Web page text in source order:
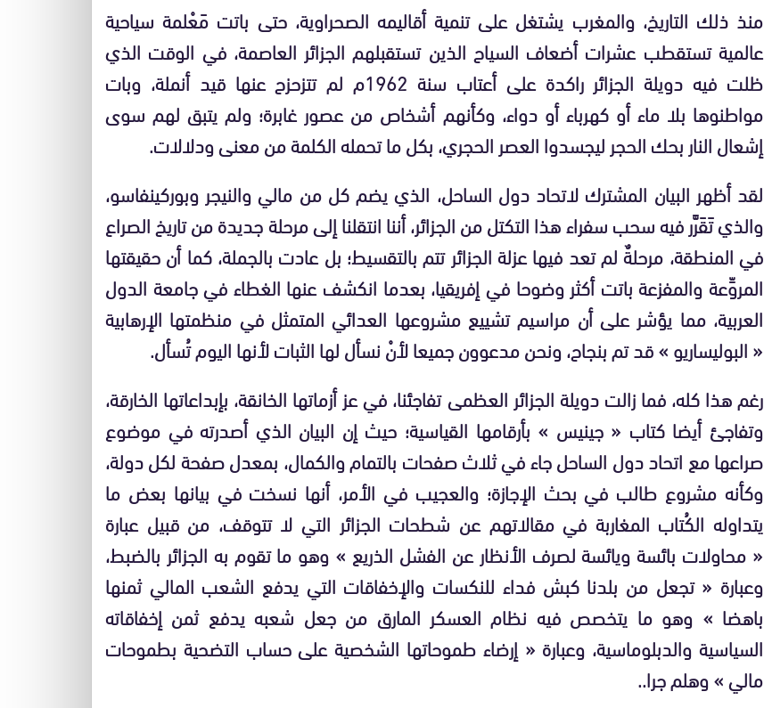
منذ ذلك التاريخ، والمغرب يشتغل على تنمية أقاليمه الصحراوية، حتى باتت مَعْلمة سياحية
عالمية تستقطب عشرات أضعاف السياح الذين تستقبلهم الجزائر العاصمة، في الوقت الذي
ظلت فيه دويلة الجزائر راكدة على أعتاب سنة 1962م لم تتزحزح عنها قيد أنملة، وبات
مواطنوها بلا ماء أو كهرباء أو دواء، وكأنهم أشخاص من عصور غابرة؛ ولم يتبق لهم سوى
إشعال النار بحك الحجر ليجسدوا العصر الحجري، بكل ما تحمله الكلمة من معنى ودلالات.
لقد أظهر البيان المشترك لاتحاد دول الساحل، الذي يضم كل من مالي والنيجر وبوركينفاسو،
والذي تَقَرَّر فيه سحب سفراء هذا التكتل من الجزائر، أننا انتقلنا إلى مرحلة جديدة من تاريخ الصراع
في المنطقة، مرحلةٌ لم تعد فيها عزلة الجزائر تتم بالتقسيط؛ بل عادت بالجملة، كما أن حقيقتها
المروِّعة والمفزعة باتت أكثر وضوحا في إفريقيا، بعدما انكشف عنها الغطاء في جامعة الدول
العربية، مما يؤشر على أن مراسيم تشييع مشروعها العدائي المتمثل في منظمتها الإرهابية
« البوليساريو » قد تم بنجاح، ونحن مدعوون جميعا لأنْ نسأل لها الثبات لأنها اليوم تُسأل.
رغم هذا كله، فما زالت دويلة الجزائر العظمى تفاجئنا، في عز أزماتها الخانقة، بإبداعاتها الخارقة،
وتفاجئ أيضا كتاب « جينيس » بأرقامها القياسية؛ حيث إن البيان الذي أصدرته في موضوع
صراعها مع اتحاد دول الساحل جاء في ثلاث صفحات بالتمام والكمال، بمعدل صفحة لكل دولة،
وكأنه مشروع طالب في بحث الإجازة؛ والعجيب في الأمر، أنها نسخت في بيانها بعض ما
يتداوله الكُتاب المغاربة في مقالاتهم عن شطحات الجزائر التي لا تتوقف، من قبيل عبارة
« محاولات بائسة ويائسة لصرف الأنظار عن الفشل الذريع » وهو ما تقوم به الجزائر بالضبط،
وعبارة « تجعل من بلدنا كبش فداء للنكسات والإخفاقات التي يدفع الشعب المالي ثمنها
باهضا » وهو ما يتخصص فيه نظام العسكر المارق من جعل شعبه يدفع ثمن إخفاقاته
السياسية والدبلوماسية، وعبارة « إرضاء طموحاتها الشخصية على حساب التضحية بطموحات
مالي » وهلم جرا..